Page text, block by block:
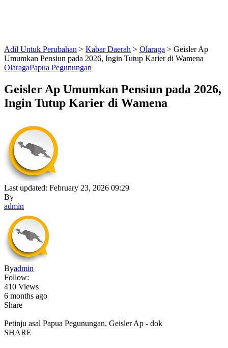
Adil Untuk Perubahan > Kabar Daerah > Olaraga > Geisler Ap
Umumkan Pensiun pada 2026, Ingin Tutup Karier di Wamena
OlaragaPapua Pegunungan
Geisler Ap Umumkan Pensiun pada 2026,
Ingin Tutup Karier di Wamena
Last updated: February 23, 2026 09:29
By
admin
Byadmin
Follow:
410 Views
6 months ago
Share
Petinju asal Papua Pegunungan, Geisler Ap - dok
SHARE